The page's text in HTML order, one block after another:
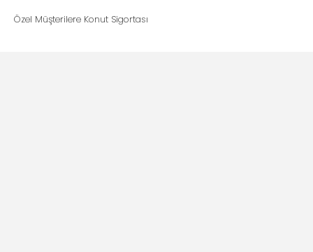
Özel Müşterilere Konut Sigortası